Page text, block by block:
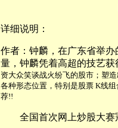
详细说明：
作者：钟麟，在广东省举
量，钟麟凭着高超的技艺
资大众笑谈战火纷飞的股市；塑
各种形态位置，特别是股票 K线
荐!!
全国首次网上炒股大赛